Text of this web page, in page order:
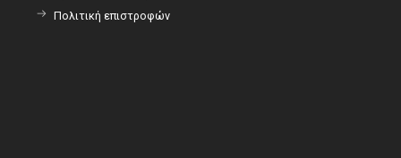
Πολιτική επιστροφών